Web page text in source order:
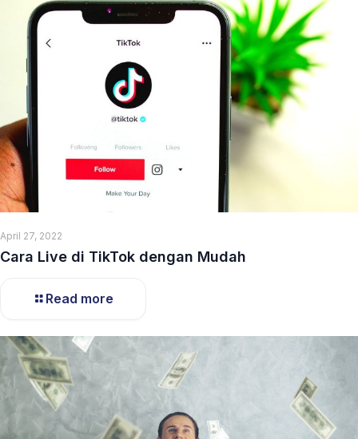
April 27, 2022
Cara Live di TikTok dengan Mudah
Read more